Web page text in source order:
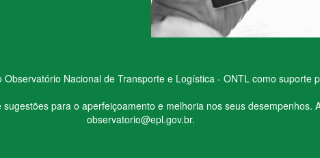
Nacional de Transporte e Logística - ONTL como suporte
para o aperfeiçoamento e melhoria nos seus desempenhos.
observatorio@epl.gov.br.